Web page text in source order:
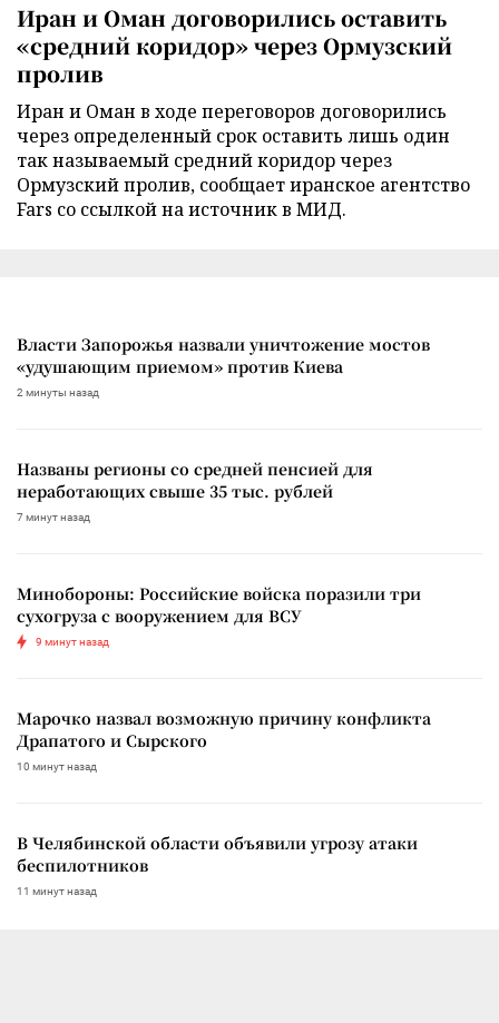
Иран и Оман договорились оставить
«средний коридор» через Ормузский
пролив
Иран и Оман в ходе переговоров договорились
через определенный срок оставить лишь один
так называемый средний коридор через
Ормузский пролив, сообщает иранское агентство
Fars со ссылкой на источник в МИД.
Власти Запорожья назвали уничтожение мостов
«удушающим приемом» против Киева
2 минуты назад
Названы регионы со средней пенсией для
неработающих свыше 35 тыс. рублей
7 минут назад
Минобороны: Российские войска поразили три
сухогруза с вооружением для ВСУ
9 минут назад
Марочко назвал возможную причину конфликта
Драпатого и Сырского
10 минут назад
В Челябинской области объявили угрозу атаки
беспилотников
11 минут назад